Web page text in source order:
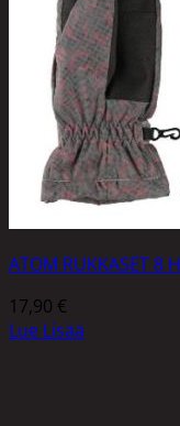
ATOM RUKKASET 8
17,90 €
Lue Lisää